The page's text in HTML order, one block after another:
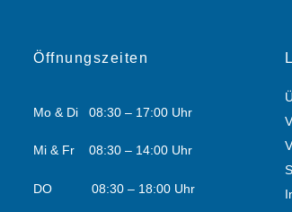
Öffnungszeiten
Mo & Di 08:30 – 17:00 Uhr
Mi & Fr 08:30 – 14:00 Uhr
DO 08:30 – 18:00 Uhr